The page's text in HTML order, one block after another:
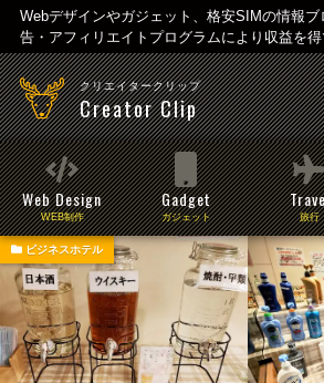
Webデザインやガジェット、格安SIMの情報
告・アフィリエイトプログラムにより収益を得
クリエイタークリップ
Creator Clip
Web Design
WEB制作
Gadget
ガジェット 旅行
ビジネスホテル